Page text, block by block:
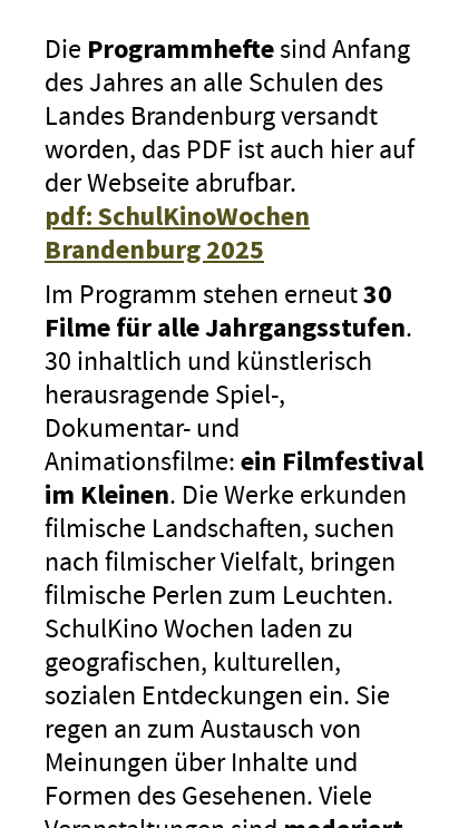
Die Programmheftesind Anfang
des Jahres an alle Schulen des
Landes Brandenburg versandt
worden, das PDF ist auch hier auf
der Webseite abrufbar.
pdf: SchulKinoWochen
Brandenburg 2025
Im Programm stehen erneut30
Filme für alle Jahrgangsstufen.
30 inhaltlich und künstlerisch
herausragende Spiel-,
Dokumentar- und
Animationsfilme:ein Filmfestival
im Kleinen. Die Werke erkunden
filmische Landschaften, suchen
nach filmischer Vielfalt, bringen
filmische Perlen zum Leuchten.
SchulKino Wochen laden zu
geografischen, kulturellen,
sozialen Entdeckungen ein. Sie
regen an zum Austausch von
Meinungen über Inhalte und
Formen des Gesehenen. Viele